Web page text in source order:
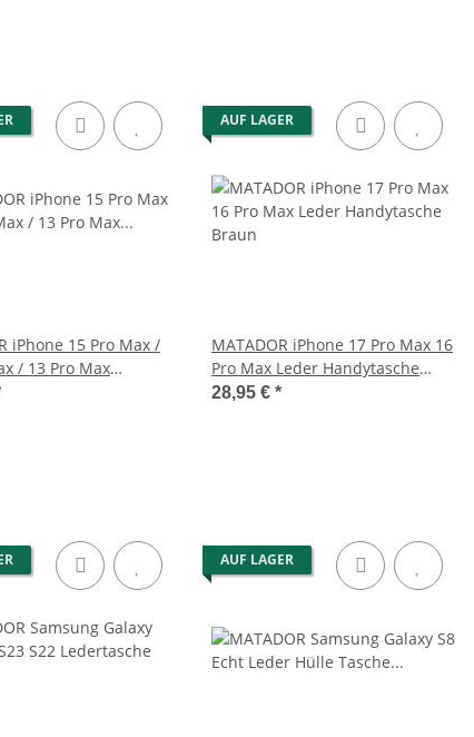
iPhone 15 Pro Max /
/ 13 Pro Max
Quer Schwarz
AUF LAGER
MATADOR iPhone 17 Pro Max 16
Pro Max Leder Handytasche
Braun
28,95 € *
AUF LAGER